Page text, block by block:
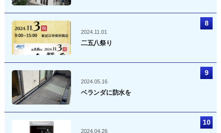
2024.11.01
二五八祭り
2024.05.16
ベランダに防水を
2024.04.26